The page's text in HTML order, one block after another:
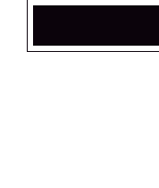
Tenders x12